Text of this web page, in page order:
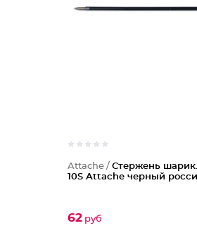
Attache / Стержень
10S Attache черный
62руб